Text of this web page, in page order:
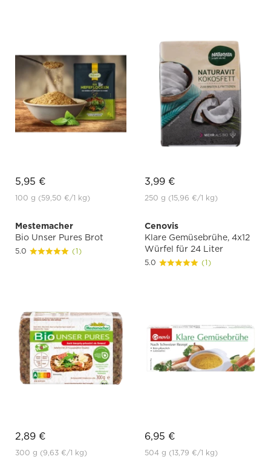
5,95 €
100 g (59,50 €/1 kg)
3,99 €
250 g (15,96 €/1 kg)
Mestemacher
Bio Unser Pures Brot
5.0 (1)
2,89 €
300 g (9,63 €/1 kg)
Cenovis
Klare Gemüsebrühe, 4x12
Würfel für 24 Liter
5.0 (1)
6,95 €
504 g (13,79 €/1 kg)